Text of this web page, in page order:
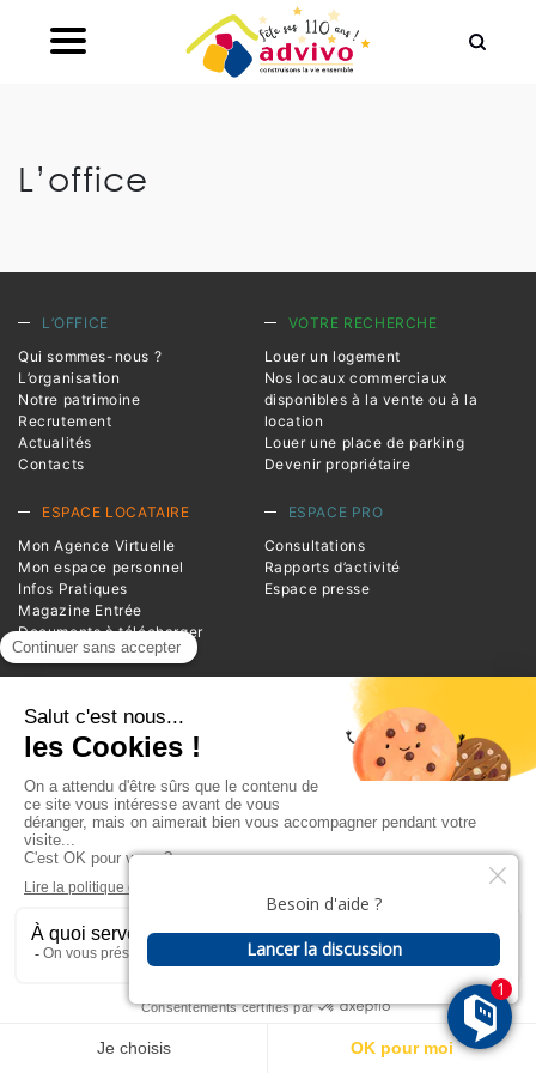
L’office
L’OFFICE
Qui sommes-nous ?
L’organisation
Notre patrimoine
Recrutement
Actualités
Contacts
VOTRE RECHERCHE
Louer un logement
Nos locaux commerciaux
disponibles à la vente ou à la
location
Louer une place de parking
Devenir propriétaire
ESPACE LOCATAIRE
Mon Agence Virtuelle
Mon espace personnel
Infos Pratiques
Magazine Entrée
Documents à télécharger
Foire aux questions
ESPACE PRO
Consultations
Rapports d’activité
Espace presse
Advivo
1 square de la Resistance
BP 20124
38209 Vienne Cedex
Téléphone : 04 74 78 39 00
Plan du site
Mentions légales
Politique de Protection des Données
Espace réservé I Se connecter